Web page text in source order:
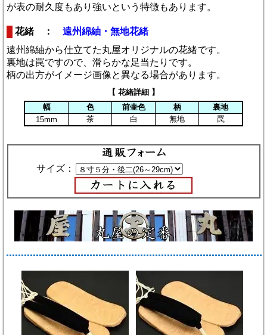
が表の耐久度もあり強いという特徴もあります。
花緒 ：遠州綿紬・無地花緒
遠州綿紬から仕立てた丸屋オリジナルの花緒です。
裏地は罠ですので、滑らかな足当たりです。
柄の出方がイメージ画像と異なる場合があります。
【 花緒詳細 】
幅
色 前壷色 柄
裏地
15mm
茶 白 無地 罠
サイズ：